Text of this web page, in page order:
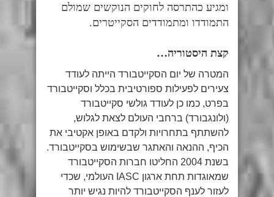
ומגיע כהתרסה לחוקים הנוקשים שמולם
התמודדו ומתמודדים הסקייטרים.
קצת היסטוריה…
המטרה של יום הסקייטבורד הייתה לעודד
צעירים לפעילות ספורטיבית בכלל וסקייטבורד
בפרט, כמו כן לעודד גולשי סקייטבורד
(ולונגבורד) ברחבי העולם לצאת לגלוש,
להשתתף בתחרויות ולקדם באופן אקטיבי את
הכיף, ההנאה והאתגר שבשימוש בסקייטבורד.
בשנת 2004 החליטו חברות הסקייטבורד
שמאוגדות תחת ארגון IASC העולמי, שכדי
לעזור לענף הסקייטבורד להיות נגיש יותר